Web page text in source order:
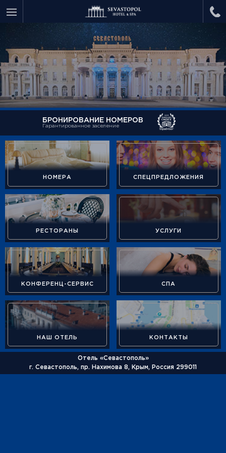
БРОНИРОВАНИЕ НОМЕРОВ
Гарантированное заселение
НОМЕРА СПЕЦПРЕДЛОЖЕНИЯ
РЕСТОРАНЫ УСЛУГИ
КОНФЕРЕНЦ-СЕРВИС СПА
НАШ ОТЕЛЬ КОНТАКТЫ
Отель «Севастополь»
г. Севастополь, пр. Нахимова 8, Крым, Россия 299011